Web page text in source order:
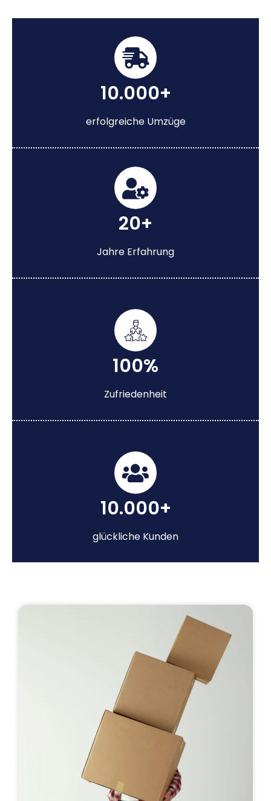
10.000+
erfolgreiche Umzüge
20+
Jahre Erfahrung
100%
Zufriedenheit
10.000+
glückliche Kunden